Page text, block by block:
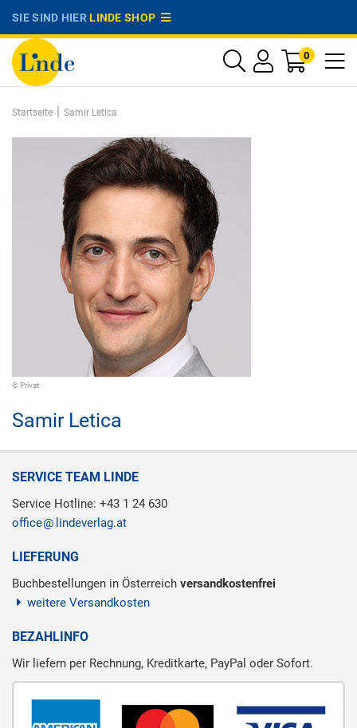
SIE SIND HIERLINDE SHOP
0
Startseite | Samir Letica
© Privat
Samir Letica
SERVICE TEAM LINDE
Service Hotline: +43 1 24 630
office
lindeverlag.at
LIEFERUNG
Buchbestellungen in Österreich versandkostenfrei
weitere Versandkosten
BEZAHLINFO
Wir liefern per Rechnung, Kreditkarte, PayPal oder Sofort.